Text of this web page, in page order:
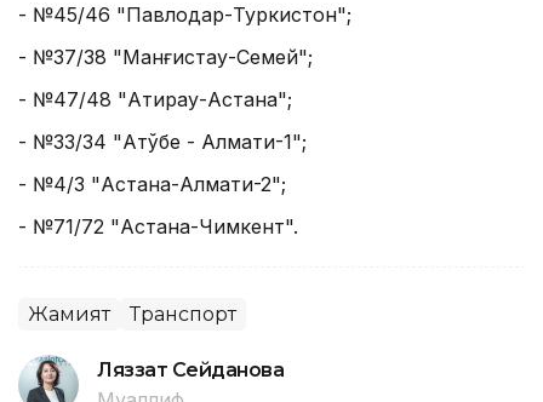
- №45/46 "Павлодар-Туркистон";
- №37/38 "Манғистау-Семей";
- №47/48 "Атирау-Астана";
- №33/34 "Ақтўбе - Алмати-1";
- №4/3 "Астана-Алмати-2";
- №71/72 "Астана-Чимкент".
Жамият Транспорт
Ляззат Сейданова